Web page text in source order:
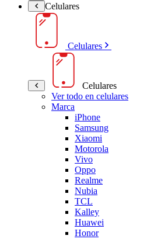
Celulares
Celulares
Celulares
Ver todo en celulares
Marca
iPhone
Samsung
Xiaomi
Motorola
Vivo
Oppo
Realme
Nubia
TCL
Kalley
Huawei
Honor